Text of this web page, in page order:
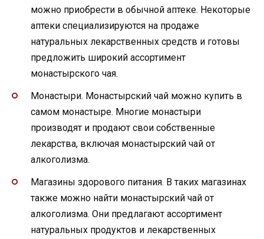
можно приобрести в обычной аптеке. Некоторые
аптеки специализируются на продаже
натуральных лекарственных средств и готовы
предложить широкий ассортимент
монастырского чая.
Монастыри. Монастырский чай можно купить в
самом монастыре. Многие монастыри
производят и продают свои собственные
лекарства, включая монастырский чай от
алкоголизма.
Магазины здорового питания. В таких магазинах
также можно найти монастырский чай от
алкоголизма. Они предлагают ассортимент
натуральных продуктов и лекарственных